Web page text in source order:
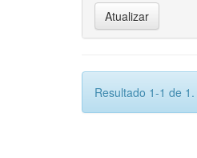
Resultado 1-1 de 1.